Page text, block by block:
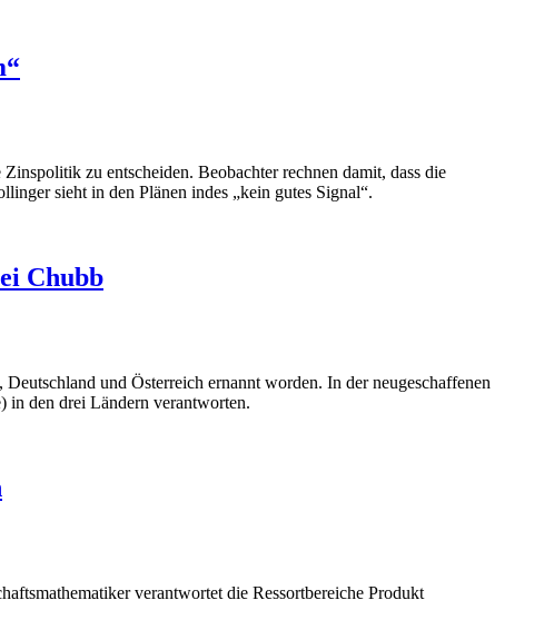
zu entscheiden. Beobachter rechnen damit, dass die
sieht in den Plänen indes „kein gutes Signal“.
Chubb
und Österreich ernannt worden. In der neugeschaffenen
in den drei Ländern verantworten.
verantwortet die Ressortbereiche Produkt